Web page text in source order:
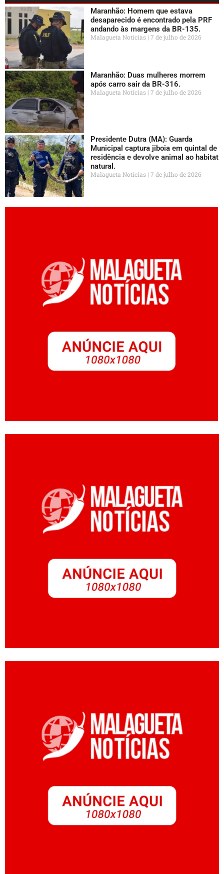
Maranhão: Homem que estava
desaparecido é encontrado pela PRF
andando às margens da BR-135.
Malagueta Notícias 7 de julho de 2026
Maranhão: Duas mulheres morrem
após carro sair da BR-316.
Malagueta Notícias 7 de julho de 2026
Presidente Dutra (MA): Guarda
Municipal captura jiboia em quintal de
residência e devolve animal ao habitat
natural.
Malagueta Notícias 7 de julho de 2026